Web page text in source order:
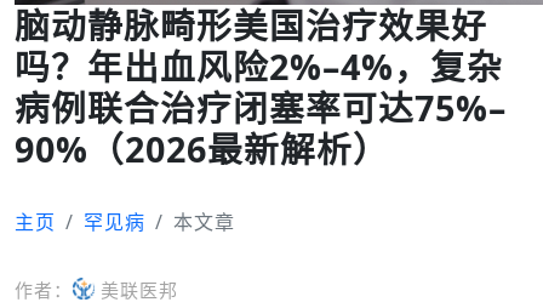
脑动静脉畸形美国治疗效果好
吗？年出血风险2%–4%，复杂
病例联合治疗闭塞率可达75%–
90%（2026最新解析）
主页 罕见病 本文章
作者：
美联医邦